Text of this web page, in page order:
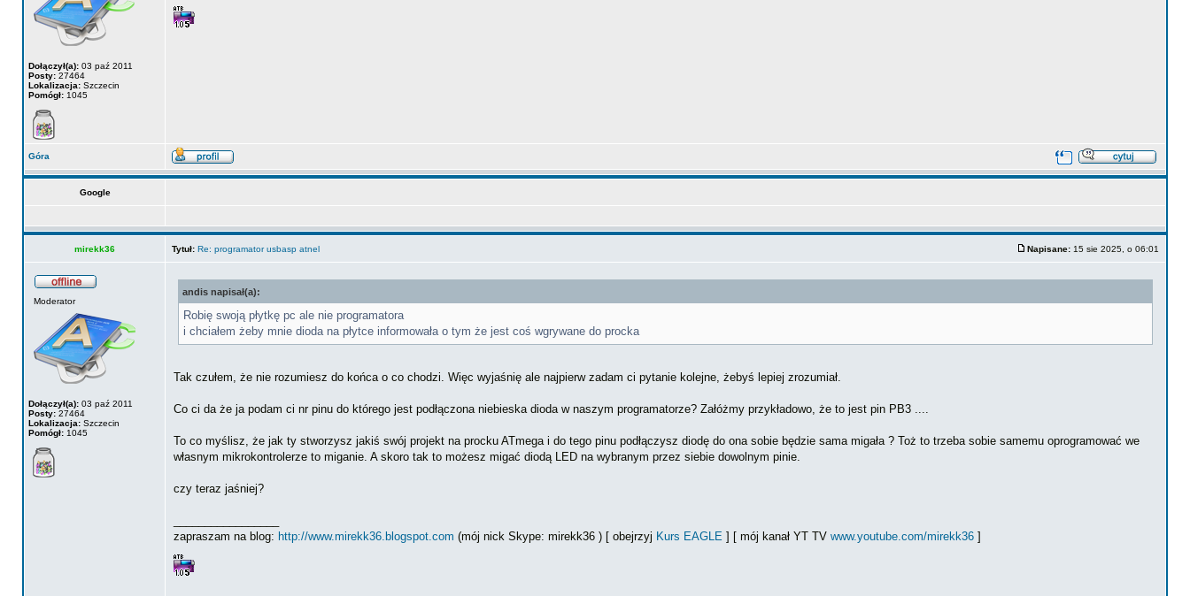
Dołączył(a): 03 paź 2011
Posty: 27464
Lokalizacja: Szczecin
Pomógł: 1045
Góra
Google
mirekk36 Tytuł: Re: programator usbasp atnel Napisane: 15 sie 2025, o 06:01
Moderator
Dołączył(a): 03 paź 2011
Posty: 27464
Lokalizacja: Szczecin
Pomógł: 1045
andis napisał(a):
Robię swoją płytkę pc ale nie programatora
i chciałem żeby mnie dioda na płytce informowała o tym że jest coś wgrywane do procka
Tak czułem, że nie rozumiesz do końca o co chodzi. Więc wyjaśnię ale najpierw zadam ci pytanie kolejne, żebyś lepiej zrozumiał.
Co ci da że ja podam ci nr pinu do którego jest podłączona niebieska dioda w naszym programatorze? Załóżmy przykładowo, że to jest pin PB3 ....
To co myślisz, że jak ty stworzysz jakiś swój projekt na procku ATmega i do tego pinu podłączysz diodę do ona sobie będzie sama migała ? Toż to trzeba sobie samemu oprogramować we
własnym mikrokontrolerze to miganie. A skoro tak to możesz migać diodą LED na wybranym przez siebie dowolnym pinie.
czy teraz jaśniej?
zapraszam na blog: http://www.mirekk36.blogspot.com (mój nick Skype: mirekk36 ) [ obejrzyj Kurs EAGLE ] [ mój kanał YT TV www.youtube.com/mirekk36 ]